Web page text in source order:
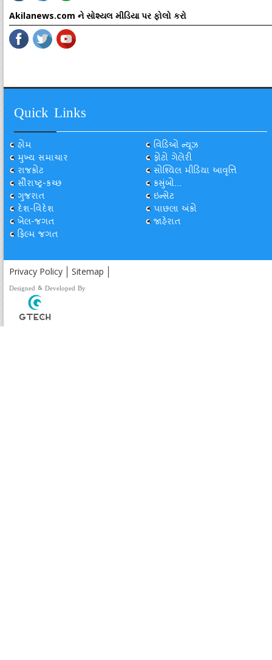
Akilanews.com ને સોશ્યલ મીડિયા પર ફોલો કરો
Quick Links
હોમ
મુખ્ય સમાચાર
રાજકોટ
સૌરાષ્ટ્ર-કચ્છ
ગુજરાત
દેશ-વિદેશ
ખેલ-જગત
ફિલ્મ જગત
વિડિઓ ન્યૂઝ
ફોટો ગેલેરી
સોશ્યિલ મીડિયા આવૃત્તિ
કસુંબો...
ઇન્સેટ
પાછલા અંકો
જાહેરાત
Privacy Policy Sitemap
Designed & Developed By